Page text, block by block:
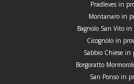
Pradleves in
Montanaro in
Bagnolo San Vito
Cicognolo in
Sabbio Chiese in
Borgoratto
San Ponso in